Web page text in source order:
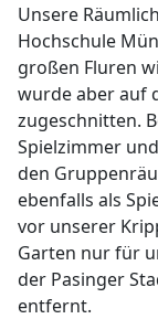
Unsere
Hochschule
großen Fluren
wurde aber auf
zugeschnitten.
Spielzimmer
den
ebenfalls als
vor unserer
Garten nur für
der Pasinger
entfernt.